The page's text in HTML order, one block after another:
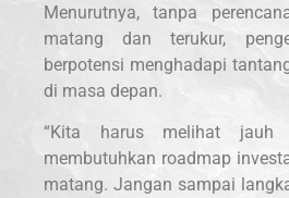
Menurutnya, tanpa
matang dan terukur,
berpotensi menghadapi
di masa depan.
“Kita harus melihat jauh
membutuhkan roadmap
matang. Jangan sampai